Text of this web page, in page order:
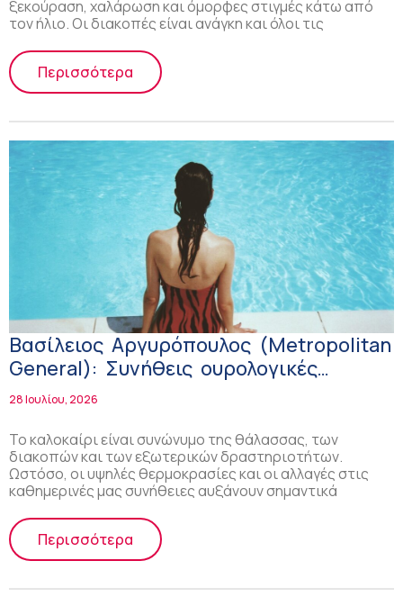
ξεκούραση, χαλάρωση και όμορφες στιγμές κάτω από
τον ήλιο. Οι διακοπές είναι ανάγκη και όλοι τις
Περισσότερα
Βασίλειος Αργυρόπουλος (Μetropolitan
General): Συνήθεις ουρολογικές
παθήσεις το καλοκαίρι – Τι να
28 Ιουλίου, 2026
Το καλοκαίρι είναι συνώνυμο της θάλασσας, των
διακοπών και των εξωτερικών δραστηριοτήτων.
Ωστόσο, οι υψηλές θερμοκρασίες και οι αλλαγές στις
καθημερινές μας συνήθειες αυξάνουν σημαντικά
Περισσότερα